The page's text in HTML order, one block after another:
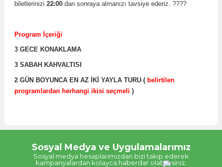
biletlerinizi 22:00 dan sonraya almanızı tavsiye ederiz. ????
Program İçeriği
3 GECE KONAKLAMA
3 SABAH KAHVALTISI
2 GÜN BOYUNCA EN AZ İKİ YAYLA TURU ( belirtilen
programlardan herhangi ikisi seçmeli )
Sosyal Medya ve Uygulamalarımız
Sosyal medya hesaplarımızdan bizi takip ederek
kampanyalardan kolayca haberdar olabilirsiniz.